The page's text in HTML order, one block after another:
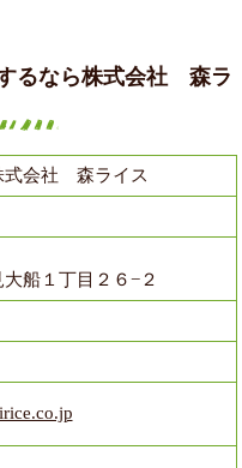
るなら株式会社 森ラ
会社 森ライス
船１丁目２６−２